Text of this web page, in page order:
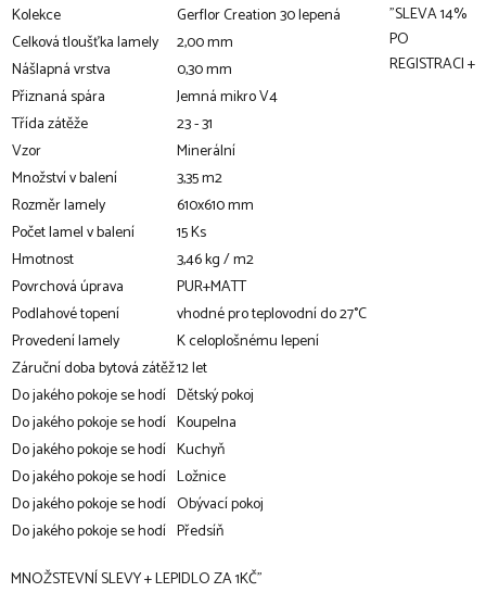
Kolekce
Gerflor Creation 30 lepená
Celková tloušťka lamely
2,00 mm
Nášlapná vrstva
0,30 mm
Přiznaná spára
Jemná mikro V4
Třída zátěže
23 - 31
Vzor
Minerální
Množství v balení
3,35 m2
Rozměr lamely
610x610 mm
Počet lamel v balení
15 Ks
Hmotnost
3,46 kg / m2
Povrchová úprava
PUR+MATT
Podlahové topení
vhodné pro teplovodní do 27°C
Provedení lamely
K celoplošnému lepení
Záruční doba bytová zátěž12 let
Do jakého pokoje se hodí Dětský pokoj
Do jakého pokoje se hodí Koupelna
Do jakého pokoje se hodí Kuchyň
Do jakého pokoje se hodí Ložnice
Do jakého pokoje se hodí Obývací pokoj
Do jakého pokoje se hodí Předsíň
"SLEVA 14%
PO
REGISTRACI +
MNOŽSTEVNÍ SLEVY + LEPIDLO ZA 1KČ"